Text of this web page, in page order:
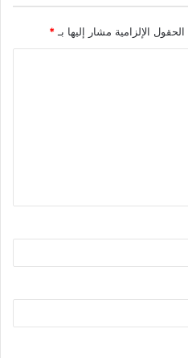
الحقول الإلزامية مشار إليها بـ *